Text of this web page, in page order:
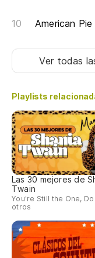
American Pie
Ver todas
Playlists
Las 30 mejores de
Twain
You're Still the One,
otros